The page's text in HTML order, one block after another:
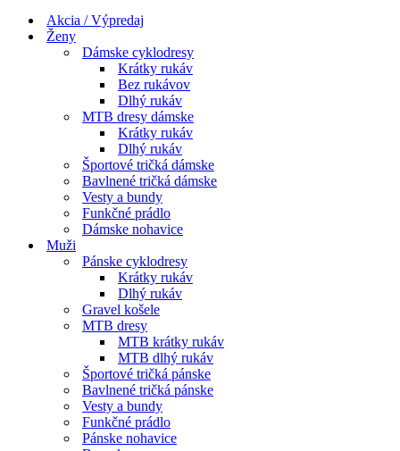
navigácieAkcia / Výpredaj
Ženy
Dámske cyklodresy
Krátky rukáv
Bez rukávov
Dlhý rukáv
MTB dresy dámske
Krátky rukáv
Dlhý rukáv
Športové tričká dámske
Bavlnené tričká dámske
Vesty a bundy
Funkčné prádlo
Dámske nohavice
Muži
Pánske cyklodresy
Krátky rukáv
Dlhý rukáv
Gravel košele
MTB dresy
MTB krátky rukáv
MTB dlhý rukáv
Športové tričká pánske
Bavlnené tričká pánske
Vesty a bundy
Funkčné prádlo
Pánske nohavice